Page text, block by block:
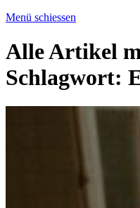
Menü schiessen
Alle Artikel
Schlagwort: